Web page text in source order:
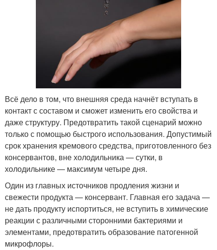
Всё дело в том, что внешняя среда начнёт вступать в
контакт с составом и сможет изменить его свойства и
даже структуру. Предотвратить такой сценарий можно
только с помощью быстрого использования. Допустимый
срок хранения кремового средства, приготовленного без
консервантов, вне холодильника — сутки, в
холодильнике — максимум четыре дня.
Один из главных источников продления жизни и
свежести продукта — консервант. Главная его задача —
не дать продукту испортиться, не вступить в химические
реакции с различными сторонними бактериями и
элементами, предотвратить образование патогенной
микрофлоры.